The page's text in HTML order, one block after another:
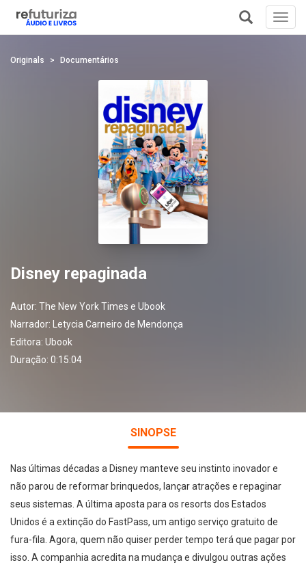
Originals Documentários
Disney repaginada
Autor: The New York Times e Ubook
Narrador:
Letycia Carneiro de Mendonça
Editora: Ubook
Duração: 0:15:04
SINOPSE
Nas últimas décadas a Disney manteve seu instinto inovador e
não parou de reformar brinquedos, lançar atrações e repaginar
seus sistemas. A última aposta para os resorts dos Estados
Unidos é a extinção do FastPass, um antigo serviço gratuito de
fura-fila. Agora, quem não quiser perder tempo terá que pagar por
isso. A companhia acredita na mudança e divulgou outras ações